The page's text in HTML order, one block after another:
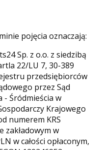
pojęcia oznaczają:
Sp. z o.o. z siedzibą
22/LU 7, 30-389
przedsiębiorców
przez Sąd
- Śródmieścia w
Krajowego
numerem KRS
zakładowym w
w całości opłaconym,